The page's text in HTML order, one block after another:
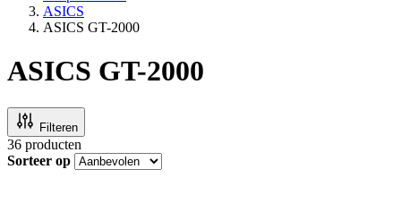
ASICS
ASICS GT-2000
ASICS GT-2000
Filteren
36 producten
Sorteer op